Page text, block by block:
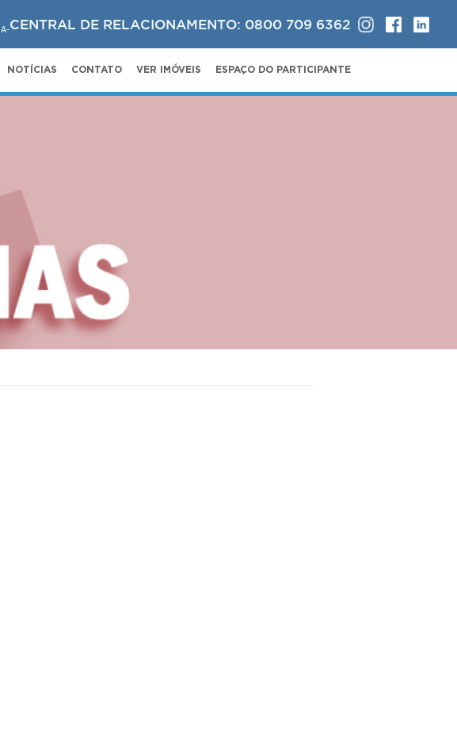
A-CENTRAL DE RELACIONAMENTO: 0800 709 6362
NOTÍCIAS CONTATO VER IMÓVEIS ESPAÇO DO PARTICIPANTE